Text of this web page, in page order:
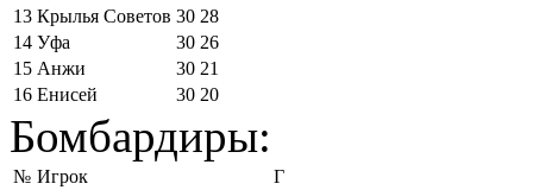
13 Крылья Советов 30 28
14 Уфа 30 26
15 Анжи 30 21
16 Енисей 30 20
Бомбардиры:
№ Игрок
Г